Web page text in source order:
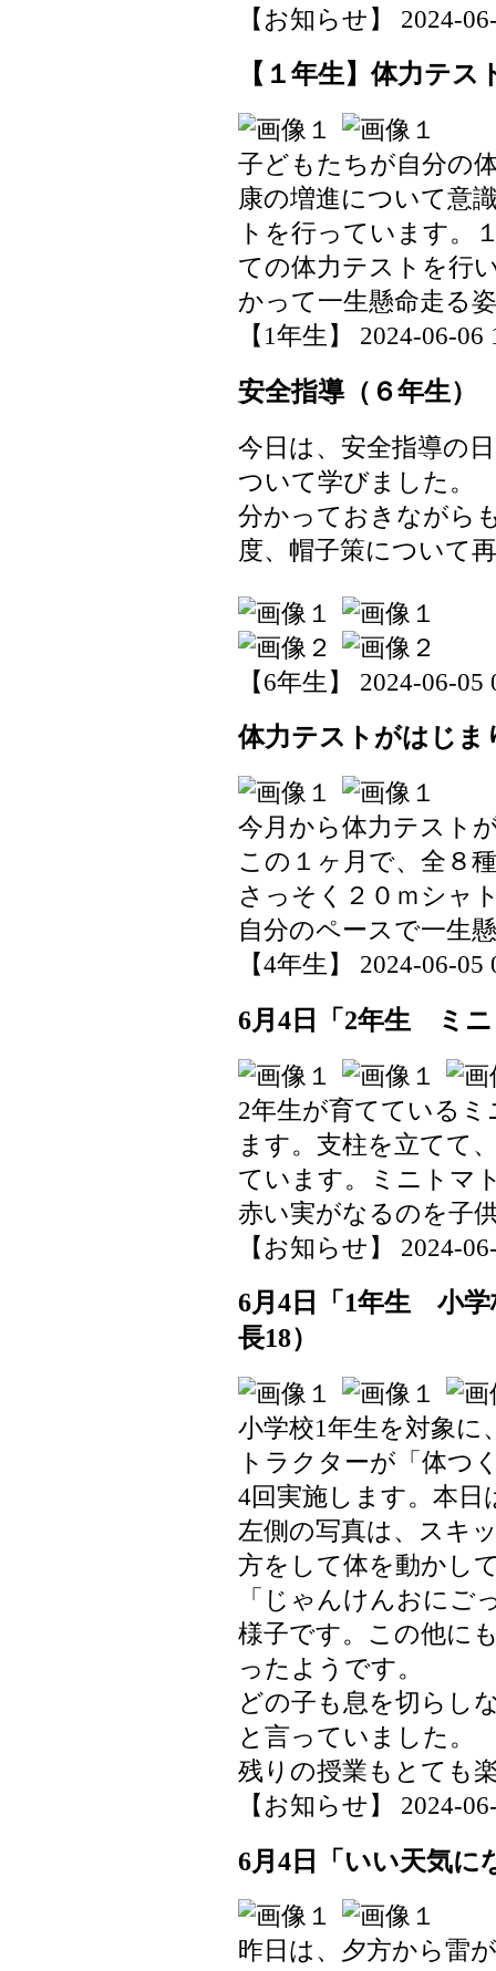
【お知らせ】 2024-
【１年生】体力テス
子どもたちが自分の
康の増進について意
トを行っています。
ての体力テストを行
かって一生懸命走る
【1年生】 2024-06-06
安全指導（６年生）
今日は、安全指導の
ついて学びました。
分かっておきながら
度、帽子策について
【6年生】 2024-06-05
体力テストがはじま
今月から体力テスト
この１ヶ月で、全８
さっそく２０ｍシャ
自分のペースで一生
【4年生】 2024-06-05
6月4日「2年生 ミニ
2年生が育てている
ます。支柱を立てて
ています。ミニトマ
赤い実がなるのを子
【お知らせ】 2024-
6月4日「1年生 小学
長18）
小学校1年生を対象
トラクターが「体つ
4回実施します。本日
左側の写真は、スキ
方をして体を動かし
「じゃんけんおにご
様子です。この他に
ったようです。
どの子も息を切らし
と言っていました。
残りの授業もとても
【お知らせ】 2024-
6月4日「いい天気に
昨日は、夕方から雷